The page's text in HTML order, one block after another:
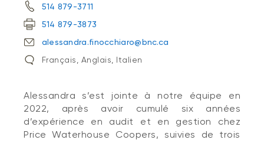
514 879-3711
514 879-3873
alessandra.finocchiaro@bnc.ca
Français, Anglais, Italien
Alessandra s’est jointe à notre équipe en
2022, après avoir cumulé six années
d’expérience en audit et en gestion chez
Price Waterhouse Coopers, suivies de trois